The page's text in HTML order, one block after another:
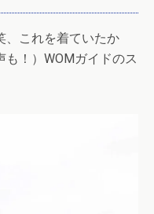
、これを着ていたか
！）WOMガイドのス